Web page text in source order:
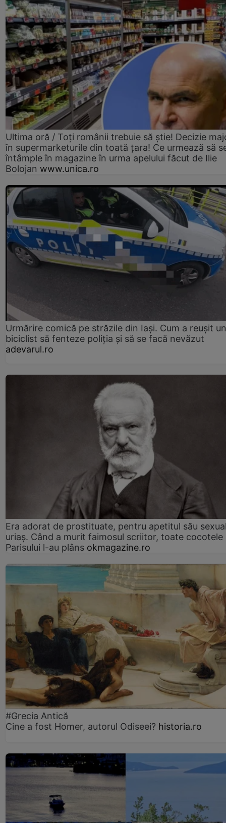
Ultima oră / Toți românii trebuie să știe! Decizie
în supermarketurile din toată țara! Ce urmează să
întâmple în magazine în urma apelului făcut de Ilie
Bolojan www.unica.ro
Urmărire comică pe străzile din Iași. Cum a reușit un
biciclist să fenteze poliția și să se facă nevăzut
adevarul.ro
Era adorat de prostituate, pentru apetitul său
uriaș. Când a murit faimosul scriitor, toate cocotele
Parisului l-au plâns okmagazine.ro
#Grecia Antică
Cine a fost Homer, autorul Odiseei? historia.ro